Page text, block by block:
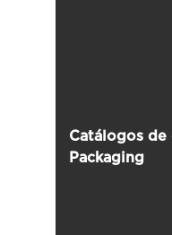
Catálogos de
Packaging